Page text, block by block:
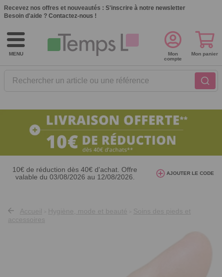
Recevez nos offres et nouveautés : S'inscrire à notre newsletter
Besoin d'aide ? Contactez-nous !
MENU
Rechercher un article ou une référence
Mon
compte
Mon panier
10€ de réduction dès 40€ d'achat. Offre
valable du 03/08/2026 au 12/08/2026.
avec le code AT26
AJOUTER LE CODE
Accueil Hygiène, mode et beauté
Soins des pieds et
accessoires